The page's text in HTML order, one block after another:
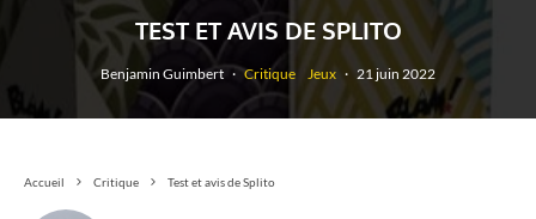
TEST ET AVIS DE SPLITO
Benjamin Guimbert · Critique Jeux · 21 juin 2022
Accueil Critique Test et avis de Splito